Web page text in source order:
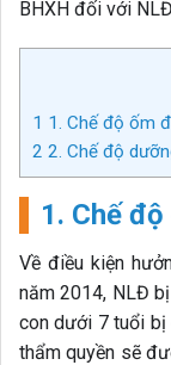
BHXH đối với
1 1. Chế độ ốm
2 2. Chế độ
1. Chế
Về điều kiện
năm 2014, NLĐ
con dưới 7 tuổi bị
thẩm quyền sẽ